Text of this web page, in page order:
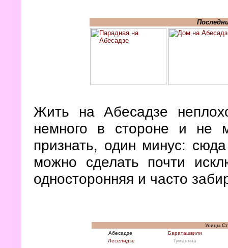
Жить на Абесадзе
немного в стороне и не
признать, один минус:
можно сделать почти
односторонняя и часто
Улицы
Абесадзе
Бараташвили
Леселидзе
Туманяна